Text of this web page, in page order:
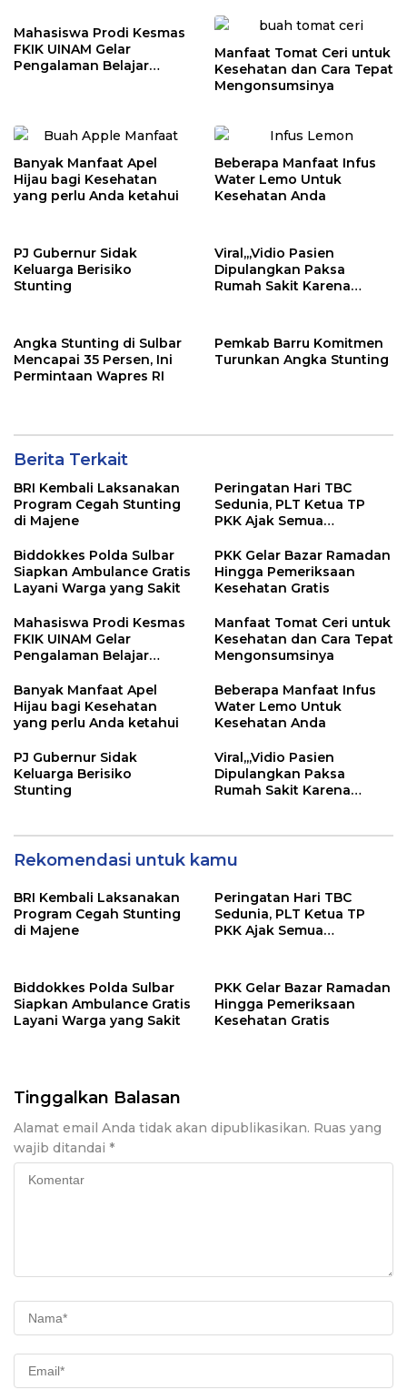
Mahasiswa Prodi Kesmas
FKIK UINAM Gelar
Pengalaman Belajar
Manfaat Tomat Ceri untuk
Kesehatan dan Cara Tepat
Mengonsumsinya
Banyak Manfaat Apel
Hijau bagi Kesehatan
yang perlu Anda ketahui
Beberapa Manfaat Infus
Water Lemo Untuk
Kesehatan Anda
PJ Gubernur Sidak
Keluarga Berisiko
Stunting
Viral,,,Vidio Pasien
Dipulangkan Paksa
Rumah Sakit Karena
Angka Stunting di Sulbar
Mencapai 35 Persen, Ini
Permintaan Wapres RI
Pemkab Barru Komitmen
Turunkan Angka Stunting
Berita Terkait
BRI Kembali Laksanakan
Program Cegah Stunting
di Majene
Peringatan Hari TBC
Sedunia, PLT Ketua TP
PKK Ajak Semua
Menurunkan Kasus TBC
Biddokkes Polda Sulbar
Siapkan Ambulance Gratis
Layani Warga yang Sakit
PKK Gelar Bazar Ramadan
Hingga Pemeriksaan
Kesehatan Gratis
Mahasiswa Prodi Kesmas
FKIK UINAM Gelar
Pengalaman Belajar
Kanreapia Gowa
Manfaat Tomat Ceri untuk
Kesehatan dan Cara Tepat
Mengonsumsinya
Banyak Manfaat Apel
Hijau bagi Kesehatan
yang perlu Anda ketahui
Beberapa Manfaat Infus
Water Lemo Untuk
Kesehatan Anda
PJ Gubernur Sidak
Keluarga Berisiko
Stunting
Viral,,,Vidio Pasien
Dipulangkan Paksa
Rumah Sakit Karena
Rekomendasi untuk kamu
BRI Kembali Laksanakan
Program Cegah Stunting
di Majene
Peringatan Hari TBC
Sedunia, PLT Ketua TP
PKK Ajak Semua
Biddokkes Polda Sulbar
Siapkan Ambulance Gratis
Layani Warga yang Sakit
PKK Gelar Bazar Ramadan
Hingga Pemeriksaan
Kesehatan Gratis
Tinggalkan Balasan
Alamat email Anda tidak akan dipublikasikan. Ruas yang
wajib ditandai *